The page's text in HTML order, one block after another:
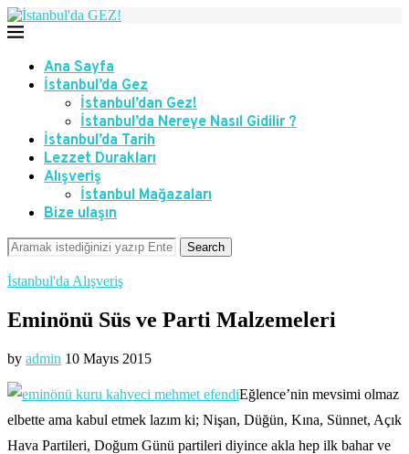
Ana Sayfa
İstanbul’da Gez
İstanbul’dan Gez!
İstanbul’da Nereye Nasıl Gidilir ?
İstanbul’da Tarih
Lezzet Durakları
Alışveriş
İstanbul Mağazaları
Bize ulaşın
Search
İstanbul'da Alışveriş
Eminönü Süs ve Parti Malzemeleri
by admin 10 Mayıs 2015
Eğlence’nin mevsimi olmaz
elbette ama kabul etmek lazım ki; Nişan, Düğün, Kına, Sünnet, Açık
Hava Partileri, Doğum Günü partileri diyince akla hep ilk bahar ve